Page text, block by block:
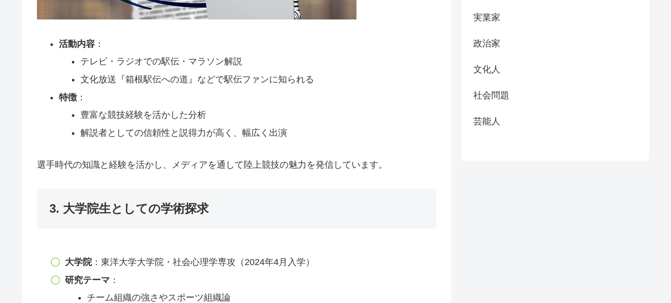
活動内容：
テレビ・ラジオでの駅伝・マラソン解説
文化放送『箱根駅伝への道』などで駅伝ファンに知られる
特徴：
豊富な競技経験を活かした分析
解説者としての信頼性と説得力が高く、幅広く出演
選手時代の知識と経験を活かし、メディアを通して陸上競技の魅力を発信しています。
3. 大学院生としての学術探求
大学院：東洋大学大学院・社会心理学専攻（2024年4月入学）
研究テーマ ：
チーム組織の強さやスポーツ組織論
実業家
政治家
文化人
社会問題
芸能人